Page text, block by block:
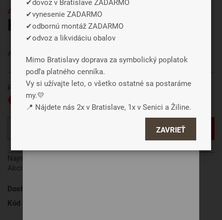
✔dovoz v Bratislave ZADARMO
✔vynesenie ZADARMO
✔odbornú montáž ZADARMO
✔odvoz a likvidáciu obalov
Mimo Bratislavy doprava za symbolický poplatok
podľa platného cenníka.
Vy si užívajte leto, o všetko ostatné sa postaráme
my.💛
📍 Nájdete nás 2x v Bratislave, 1x v Senici a Žiline.
ZAVRIEŤ
Anatomické vankúše
Ergonomik memory
Anatomicky tvarovaný vankúš pre zdravé spanie.
Pôvodne € 82
€ 64
VLOŽIŤ DO KOŠÍKA
Najnižšia cena za posledných 30 dní pred zľavou:
Akcia platí od 1.8. do 31.8. 2026.
Dostupnosť
Kód produktu
tiež na ďalších weboch.
Podrobné nastavenie